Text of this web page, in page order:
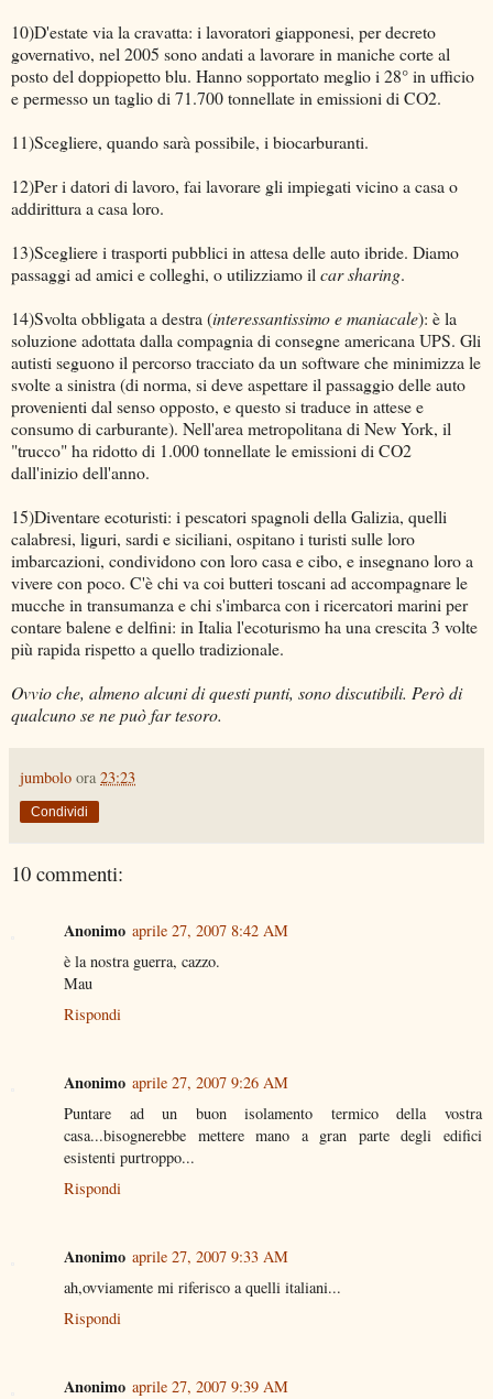
10)D'estate via la cravatta: i lavoratori giapponesi, per decreto
governativo, nel 2005 sono andati a lavorare in maniche corte al
posto del doppiopetto blu. Hanno sopportato meglio i 28° in ufficio
e permesso un taglio di 71.700 tonnellate in emissioni di CO2.
11)Scegliere, quando sarà possibile, i biocarburanti.
12)Per i datori di lavoro, fai lavorare gli impiegati vicino a casa o
addirittura a casa loro.
13)Scegliere i trasporti pubblici in attesa delle auto ibride. Diamo
passaggi ad amici e colleghi, o utilizziamo il car sharing.
14)Svolta obbligata a destra (interessantissimo e maniacale): è la
soluzione adottata dalla compagnia di consegne americana UPS. Gli
autisti seguono il percorso tracciato da un software che minimizza le
svolte a sinistra (di norma, si deve aspettare il passaggio delle auto
provenienti dal senso opposto, e questo si traduce in attese e
consumo di carburante). Nell'area metropolitana di New York, il
"trucco" ha ridotto di 1.000 tonnellate le emissioni di CO2
dall'inizio dell'anno.
15)Diventare ecoturisti: i pescatori spagnoli della Galizia, quelli
calabresi, liguri, sardi e siciliani, ospitano i turisti sulle loro
imbarcazioni, condividono con loro casa e cibo, e insegnano loro a
vivere con poco. C'è chi va coi butteri toscani ad accompagnare le
mucche in transumanza e chi s'imbarca con i ricercatori marini per
contare balene e delfini: in Italia l'ecoturismo ha una crescita 3 volte
più rapida rispetto a quello tradizionale.
Ovvio che, almeno alcuni di questi punti, sono discutibili. Però di
qualcuno se ne può far tesoro.
jumbolo ora 23:23
Condividi
10 commenti:
Anonimo aprile 27, 2007 8:42 AM
è la nostra guerra, cazzo.
Mau
Rispondi
Anonimo aprile 27, 2007 9:26 AM
Puntare ad un buon isolamento termico della vostra
casa...bisognerebbe mettere mano a gran parte degli edifici
esistenti purtroppo...
Rispondi
Anonimo aprile 27, 2007 9:33 AM
ah,ovviamente mi riferisco a quelli italiani...
Rispondi
Anonimo aprile 27, 2007 9:39 AM